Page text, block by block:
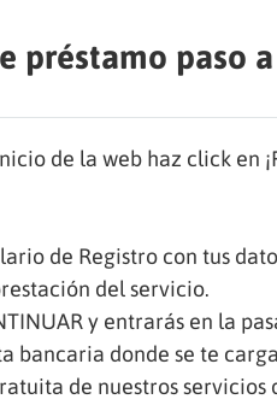
préstamo paso
de la web haz click en
de Registro con tus
del servicio.
y entrarás en la
bancaria donde se te
de nuestros servicios